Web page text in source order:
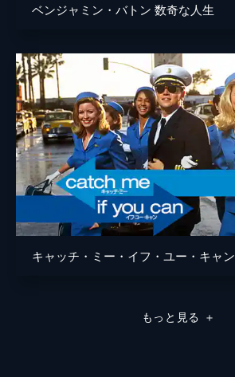
ベンジャミン・バトン 数奇な人生
キャッチ・ミー・イフ・ユー・キャン
もっと見る ＋